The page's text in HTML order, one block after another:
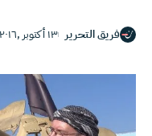
فريق التحرير ١٣ أكتوبر ,٢٠١٦